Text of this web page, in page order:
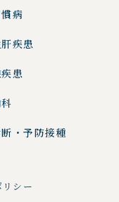
病
疾患
患
・予防接種
シー